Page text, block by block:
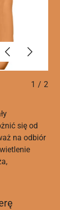
Poprzednie
Dalej
1 / 2
się od
na odbiór